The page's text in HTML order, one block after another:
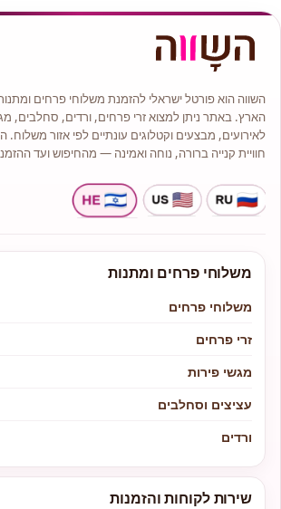
החנות מציעה מגוון רחב של פרחים
המתאימים לכל תקציב ולכל אירוע.
בחנות תמצאו מגוון זרי פרחים
בסגנונות קלאסיים, מודרניים
מלאי גדול של עציצים וצמחי בית יפים
וייחודיים.
סידורי פרחים יוקרתיים ומרשימים.
השווה הוא פורטל ישראלי להזמנת משלוחי פרחים
הארץ. באתר ניתן למצוא זרי פרחים, ורדים, סחלבים,
לאירועים, מבצעים וקטלוגים עונתיים לפי אזור משלוח.
חוויית קנייה ברורה, נוחה ואמינה — מהחיפוש ועד
משלוחי פרחים ומתנות
משלוחי פרחים
זרי פרחים
מגשי פירות
עציצים וסחלבים
ורדים
שירות לקוחות והזמנות